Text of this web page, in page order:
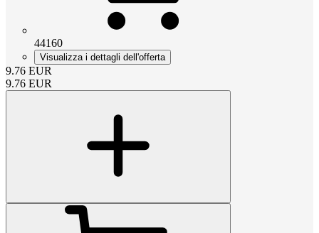
44160
Visualizza i dettagli dell'offerta
9.76 EUR
9.76 EUR